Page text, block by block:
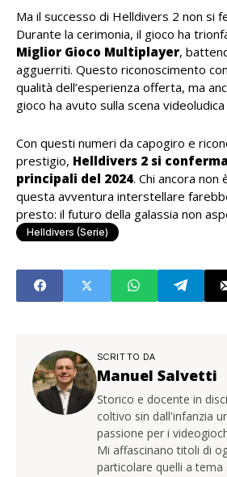
Ma il successo di Helldivers 2 non si
Durante la cerimonia, il gioco ha
Miglior Gioco Multiplayer,
agguerriti. Questo riconoscimento
qualità dell’esperienza offerta, ma
gioco ha avuto sulla scena
Con questi numeri da capogiro e
prestigio, Helldivers 2 si
principali del 2024. Chi ancora non
questa avventura interstellare
presto: il futuro della galassia non
Helldivers (serie)
SCRITTO DA
Manuel Salvetti
Storico e docente in
coltivo sin dall'infanzia
passione per i
Mi affascinano titoli di
particolare quelli a